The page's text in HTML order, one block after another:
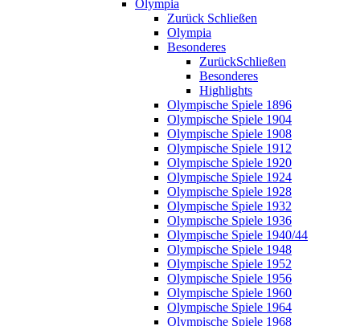
Olympia
Zurück Schließen
Olympia
Besonderes
ZurückSchließen
Besonderes
Highlights
Olympische Spiele 1896
Olympische Spiele 1904
Olympische Spiele 1908
Olympische Spiele 1912
Olympische Spiele 1920
Olympische Spiele 1924
Olympische Spiele 1928
Olympische Spiele 1932
Olympische Spiele 1936
Olympische Spiele 1940/44
Olympische Spiele 1948
Olympische Spiele 1952
Olympische Spiele 1956
Olympische Spiele 1960
Olympische Spiele 1964
Olympische Spiele 1968